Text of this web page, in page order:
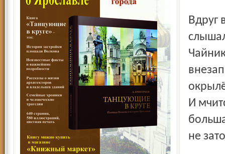
Вдруг в соседнем курятнике начался переполох:
И
не